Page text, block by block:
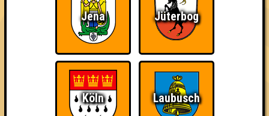
The Amount of
Teilnahmen is too
damn high
Ich war da, vor 3000
Da-Da Da! Da-Da Da!
Jena Jüterbog
Köln Laubusch